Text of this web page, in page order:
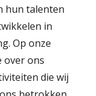
hun talenten
in
Op onze
over ons
die wij